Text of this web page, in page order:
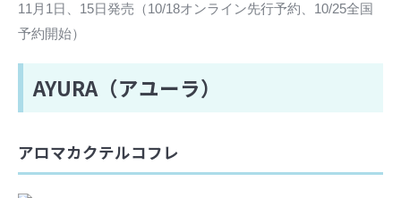
11月1日、15日発売（10/18オンライン先行予約、10/25全国
予約開始）
AYURA（アユーラ）
アロマカクテルコフレ